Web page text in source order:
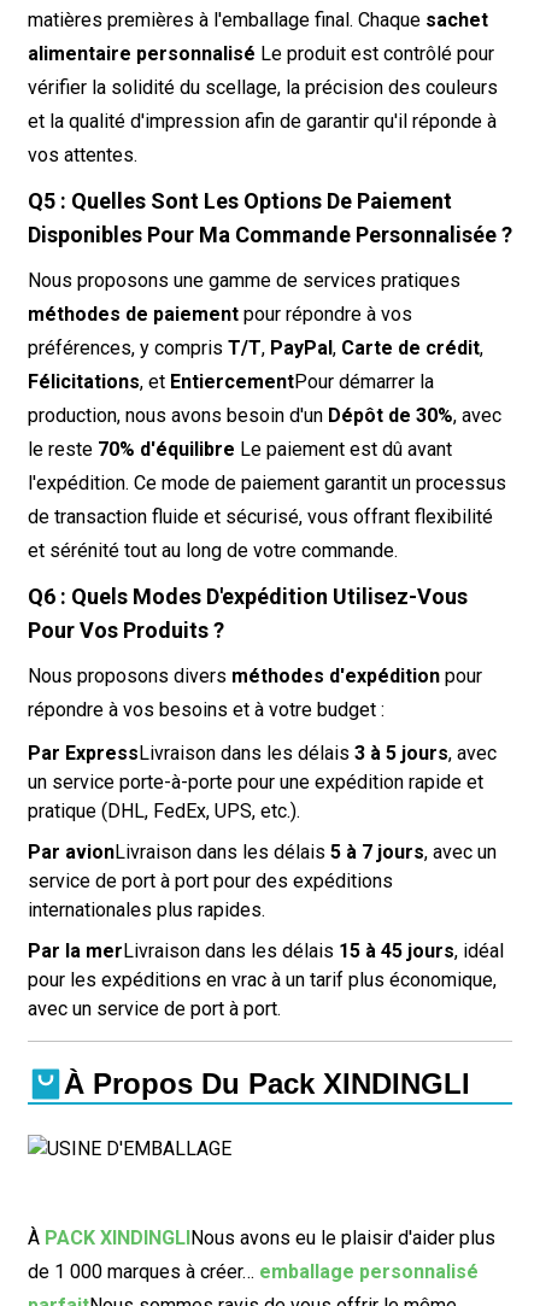
matières premières à l'emballage final. Chaque sachet
alimentaire personnalisé Le produit est contrôlé pour
vérifier la solidité du scellage, la précision des couleurs
et la qualité d'impression afin de garantir qu'il réponde à
vos attentes.
Q5 : Quelles Sont Les Options De Paiement
Disponibles Pour Ma Commande Personnalisée ?
Nous proposons une gamme de services pratiques
méthodes de paiementpour répondre à vos
préférences, y compris T/T, PayPal , Carte de crédit,
Félicitations, et EntiercementPour démarrer la
production, nous avons besoin d'un Dépôt de 30%, avec
le reste 70% d'équilibre Le paiement est dû avant
l'expédition. Ce mode de paiement garantit un processus
de transaction fluide et sécurisé, vous offrant flexibilité
et sérénité tout au long de votre commande.
Q6 : Quels Modes D'expédition Utilisez-Vous
Pour Vos Produits ?
Nous proposons divers méthodes d'expéditionpour
répondre à vos besoins et à votre budget :
Par Express Livraison dans les délais 3 à 5 jours, avec
un service porte-à-porte pour une expédition rapide et
pratique (DHL, FedEx, UPS, etc.).
Par avionLivraison dans les délais 5 à 7 jours, avec un
service de port à port pour des expéditions
internationales plus rapides.
Par la mer Livraison dans les délais 15 à 45 jours, idéal
pour les expéditions en vrac à un tarif plus économique,
avec un service de port à port.
À Propos Du Pack XINDINGLI
À PACK XINDINGLINous avons eu le plaisir d'aider plus
de 1 000 marques à créer… emballage personnalisé